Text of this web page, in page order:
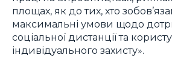
площах, як до тих, хто
максимальні умови щодо
соціальної дистанції та
індивідуального захисту».